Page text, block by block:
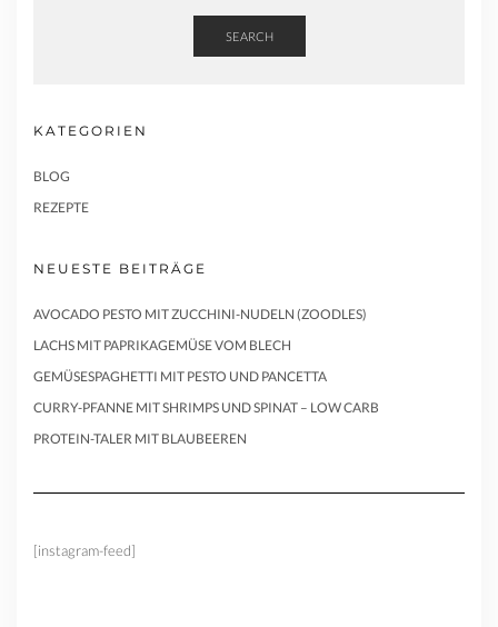
SEARCH
KATEGORIEN
BLOG
REZEPTE
NEUESTE BEITRÄGE
AVOCADO PESTO MIT ZUCCHINI-NUDELN (ZOODLES)
LACHS MIT PAPRIKAGEMÜSE VOM BLECH
GEMÜSESPAGHETTI MIT PESTO UND PANCETTA
CURRY-PFANNE MIT SHRIMPS UND SPINAT – LOW CARB
PROTEIN-TALER MIT BLAUBEEREN
[instagram-feed]